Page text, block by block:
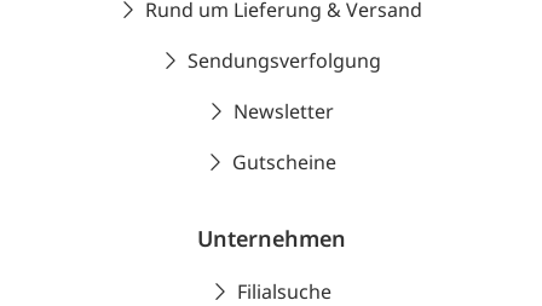
Rund um Lieferung & Versand
Sendungsverfolgung
Newsletter
Gutscheine
Unternehmen
Filialsuche